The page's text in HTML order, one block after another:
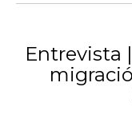
entre
Entrevista